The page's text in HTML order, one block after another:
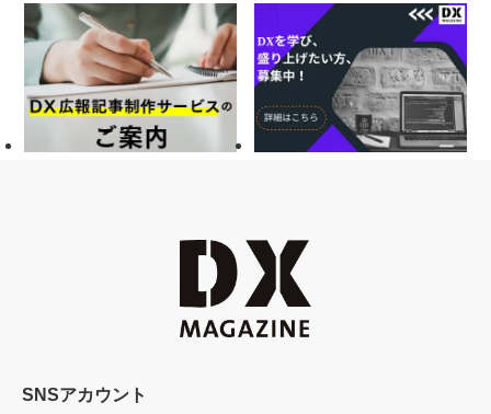
SNSアカウント